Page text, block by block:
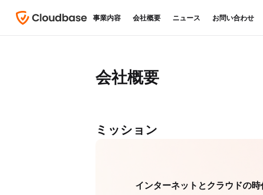
事業内容 会社概要 ニュース お問い合わせ
会社概要
事業内容 会社概要 ニュース お問い合わせ
ミッション
インターネットとクラウドの時